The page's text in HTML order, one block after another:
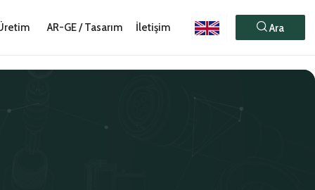
AR-GE / Tasarım İletişim Ara